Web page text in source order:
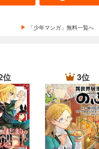
「少年マンガ」無料一覧へ
位 3位